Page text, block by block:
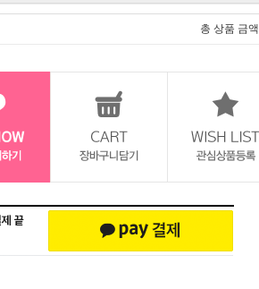
총 상품 금액